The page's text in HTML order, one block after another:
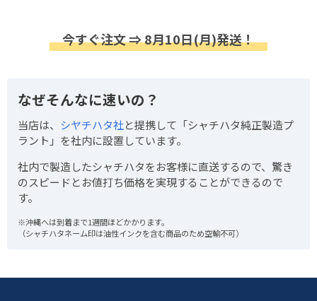
今すぐ注文 ⇒ 8月10日(月)発送！
なぜそんなに速いの？
当店は、 シヤチハタ社と提携して「シャチハタ純正製造プ
ラント」を社内に設置しています。
社内で製造したシャチハタをお客様に直送するので、驚き
のスピードとお値打ち価格を実現することができるので
す。
※沖縄へは到着まで1週間ほどかかります。
（シャチハタネーム印は油性インクを含む商品のため空輸不可）